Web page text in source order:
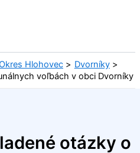
Hlohovec
Dvorníky
voľbách v obci Dvorníky
otázky o